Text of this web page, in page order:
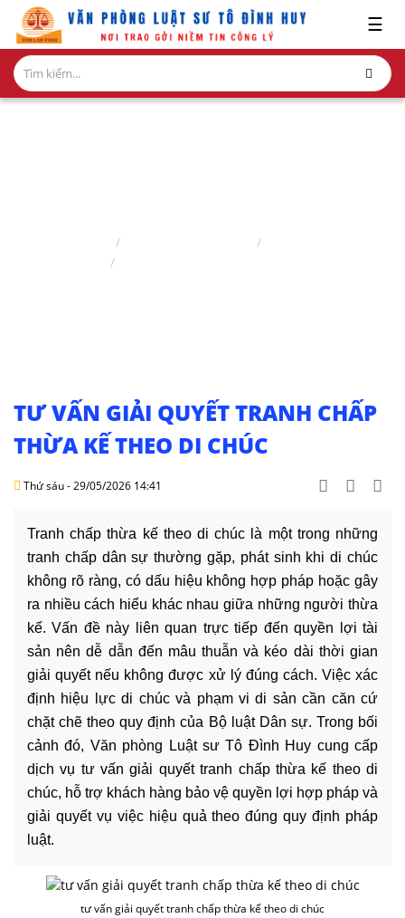
GIỚI
THIỆU
DỊCH
BẢN
THỦ
TỤC
LIÊN
HỆ
☰
TƯ VẤN GIẢI QUYẾT TRANH CHẤP
THỪA KẾ THEO DI CHÚC
Thứ sáu - 29/05/2026 14:41
Tranh chấp thừa kế theo di chúc là một trong những
tranh chấp dân sự thường gặp, phát sinh khi di chúc
không rõ ràng, có dấu hiệu không hợp pháp hoặc gây
ra nhiều cách hiểu khác nhau giữa những người thừa
kế. Vấn đề này liên quan trực tiếp đến quyền lợi tài
sản nên dễ dẫn đến mâu thuẫn và kéo dài thời gian
giải quyết nếu không được xử lý đúng cách. Việc xác
định hiệu lực di chúc và phạm vi di sản cần căn cứ
chặt chẽ theo quy định của Bộ luật Dân sự. Trong bối
cảnh đó, Văn phòng Luật sư Tô Đình Huy cung cấp
dịch vụ tư vấn giải quyết tranh chấp thừa kế theo di
chúc, hỗ trợ khách hàng bảo vệ quyền lợi hợp pháp và
giải quyết vụ việc hiệu quả theo đúng quy định pháp
luật.
tư vấn giải quyết tranh chấp thừa kế theo di chúc